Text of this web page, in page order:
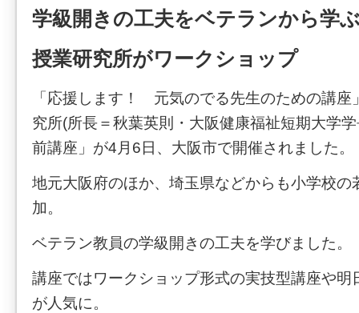
学級開きの工夫をベテランから学
授業研究所がワークショップ
「応援します！ 元気のでる先生のための講座
究所(所長＝秋葉英則・大阪健康福祉短期大学
前講座」が4月6日、大阪市で開催されました。
地元大阪府のほか、埼玉県などからも小学校の
加。
ベテラン教員の学級開きの工夫を学びました。
講座ではワークショップ形式の実技型講座や明
が人気に。